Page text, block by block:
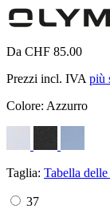
Da CHF 85.00
Prezzi incl. IVA più
Colore: Azzurro
Taglia: Tabella
37